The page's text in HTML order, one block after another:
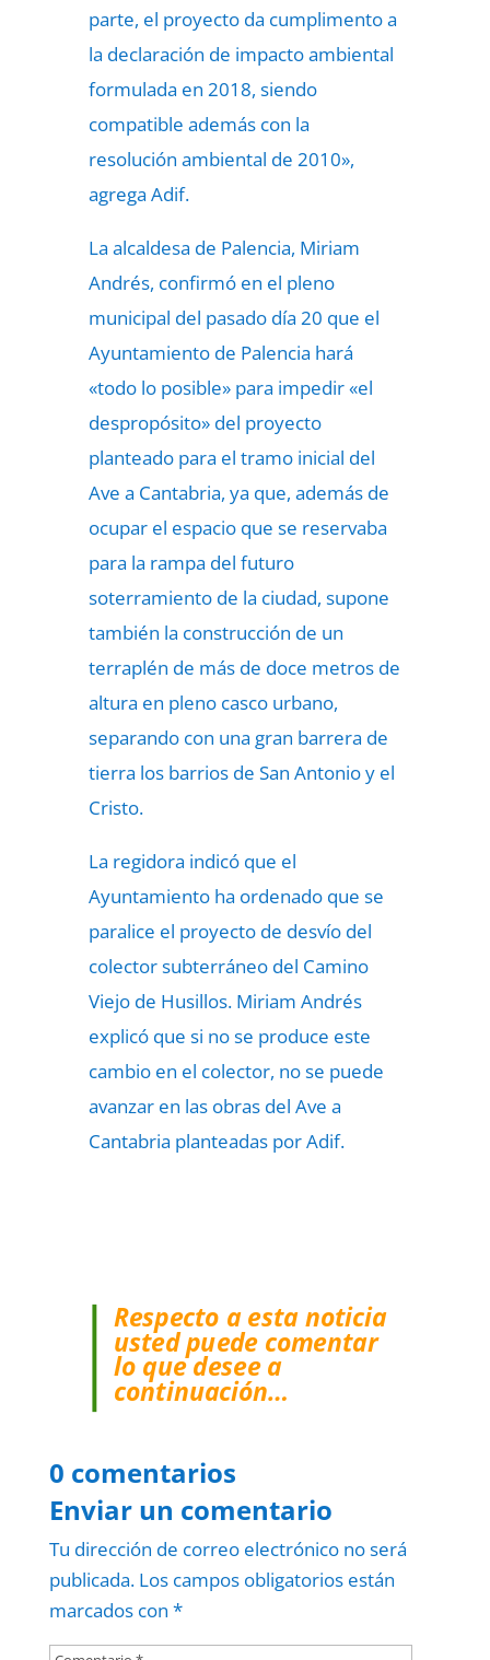
parte, el proyecto da cumplimento a
la declaración de impacto ambiental
formulada en 2018, siendo
compatible además con la
resolución ambiental de 2010»,
agrega Adif.
La alcaldesa de Palencia, Miriam
Andrés, confirmó en el pleno
municipal del pasado día 20 que el
Ayuntamiento de Palencia hará
«todo lo posible» para impedir «el
despropósito» del proyecto
planteado para el tramo inicial del
Ave a Cantabria, ya que, además de
ocupar el espacio que se reservaba
para la rampa del futuro
soterramiento de la ciudad, supone
también la construcción de un
terraplén de más de doce metros de
altura en pleno casco urbano,
separando con una gran barrera de
tierra los barrios de San Antonio y el
Cristo.
La regidora indicó que el
Ayuntamiento ha ordenado que se
paralice el proyecto de desvío del
colector subterráneo del Camino
Viejo de Husillos. Miriam Andrés
explicó que si no se produce este
cambio en el colector, no se puede
avanzar en las obras del Ave a
Cantabria planteadas por Adif.
Respecto a esta noticia
usted puede comentar
lo que desee a
continuación…
0 comentarios
Enviar un comentario
Tu dirección de correo electrónico no será
publicada. Los campos obligatorios están
marcados con *